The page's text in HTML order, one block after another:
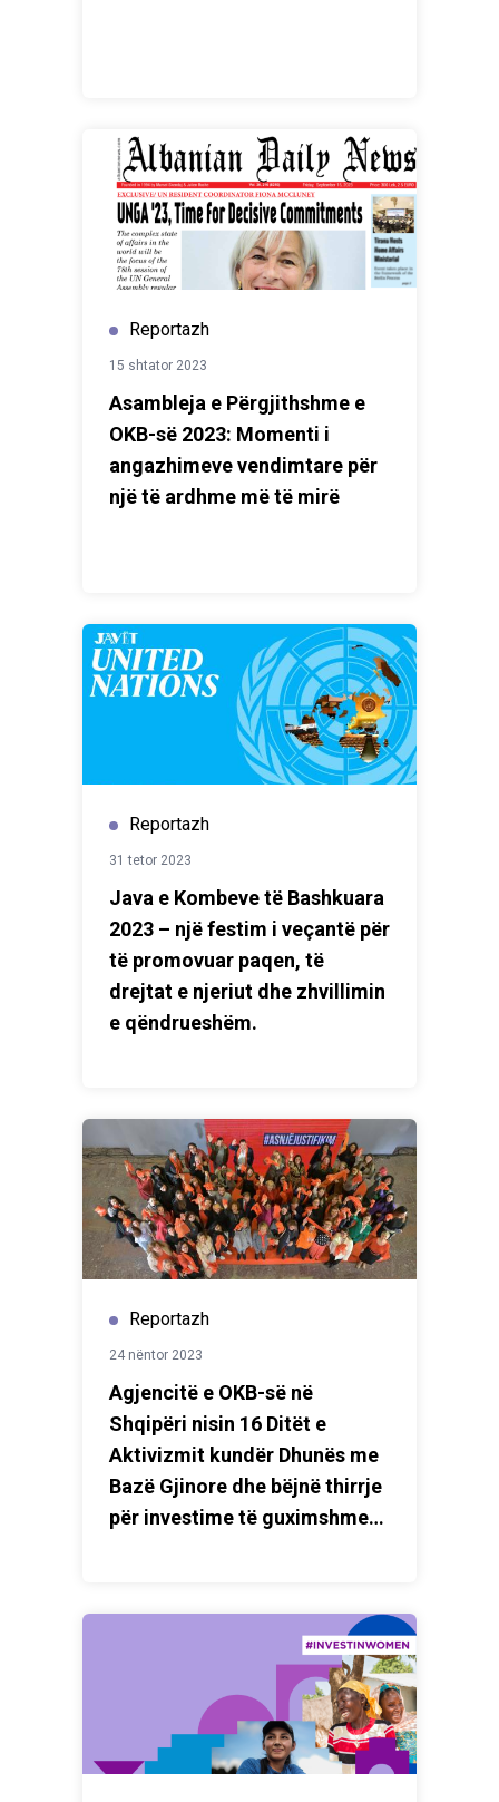
Reportazh
15 shtator 2023
Asambleja e Përgjithshme e
OKB-së 2023: Momenti i
angazhimeve vendimtare për
një të ardhme më të mirë
Reportazh
31 tetor 2023
Java e Kombeve të Bashkuara
2023 – një festim i veçantë për
të promovuar paqen, të
drejtat e njeriut dhe zhvillimin
e qëndrueshëm.
Reportazh
24 nëntor 2023
Agjencitë e OKB-së në
Shqipëri nisin 16 Ditët e
Aktivizmit kundër Dhunës me
Bazë Gjinore dhe bëjnë thirrje
për investime të guximshme